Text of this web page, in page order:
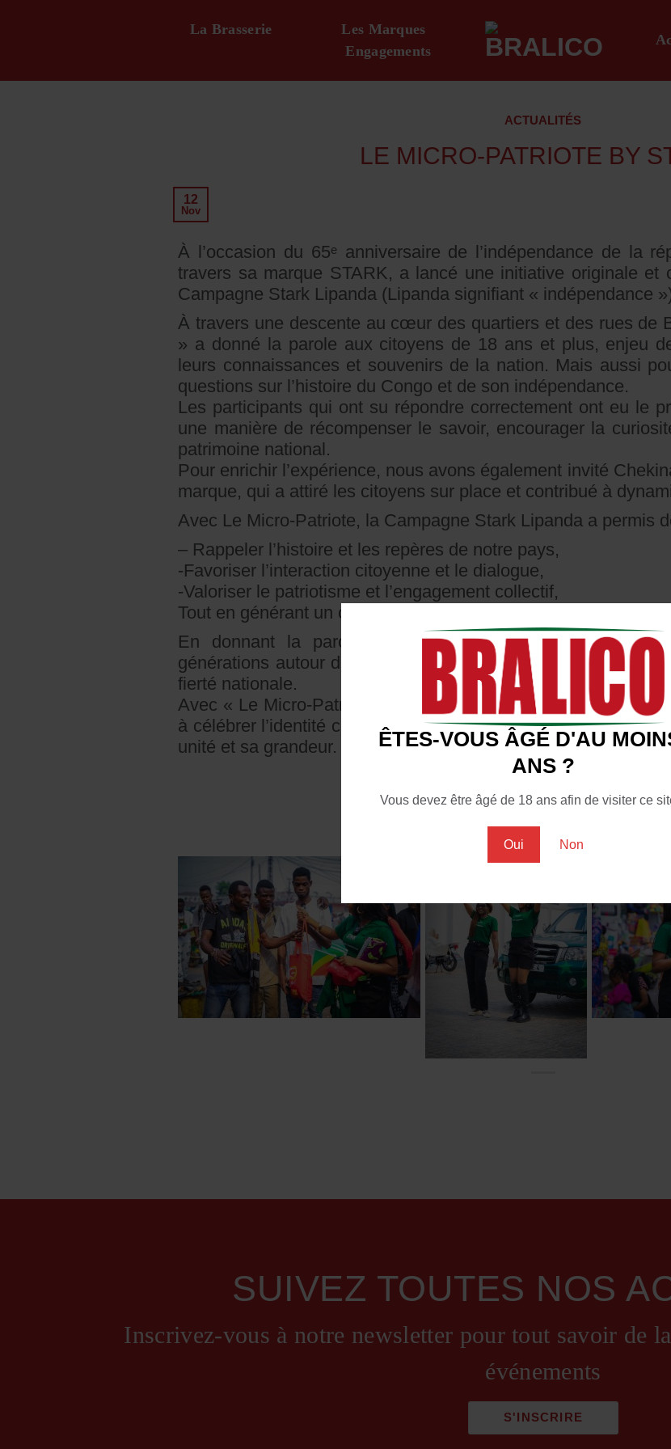
ÊTES-VOUS ÂGÉ D'AU
ANS ?
Vous devez être âgé de 18 ans afin de visiter ce
Oui Non
La Brasserie
Les Marques
Engagements
ACTUALITÉS
LE MICRO-PATRIOTE BY
12
Nov
À l’occasion du 65ᵉ anniversaire de l’indépendance de la
travers sa marque STARK, a lancé une initiative originale et
Campagne Stark Lipanda (Lipanda signifiant « indépendance
À travers une descente au cœur des quartiers et des rues de
» a donné la parole aux citoyens de 18 ans et plus, enjeu
leurs connaissances et souvenirs de la nation. Mais aussi
questions sur l’histoire du Congo et de son indépendance.
Les participants qui ont su répondre correctement ont eu le
une manière de récompenser le savoir, encourager la
patrimoine national.
Pour enrichir l’expérience, nous avons également invité
marque, qui a attiré les citoyens sur place et contribué à
Avec Le Micro-Patriote, la Campagne Stark Lipanda a permis
– Rappeler l’histoire et les repères de notre pays,
-Favoriser l’interaction citoyenne et le dialogue,
-Valoriser le patriotisme et l’engagement collectif,
Tout en générant un contenu attractif et fédérateur sur les
En donnant la parole et en récompensant la
générations autour de leur histoire commune, créant un lien
fierté nationale.
Avec « Le Micro-Patriote », la Campagne Stark Lipanda a
à célébrer l’identité congolaise et à accompagner le peuple
unité et sa grandeur.
SUIVEZ TOUTES NOS
Inscrivez-vous à notre newsletter pour tout savoir de
événements
S'INSCRIRE